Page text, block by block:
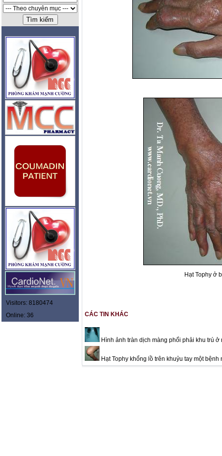
Visitors: 8180474
Online: 36
Hạt Tophy ở
CÁC TIN KHÁC
Hình ảnh tràn dịch màng phổi phải khu trú ở
Hạt Tophy khổng lồ trên khuỷu tay một